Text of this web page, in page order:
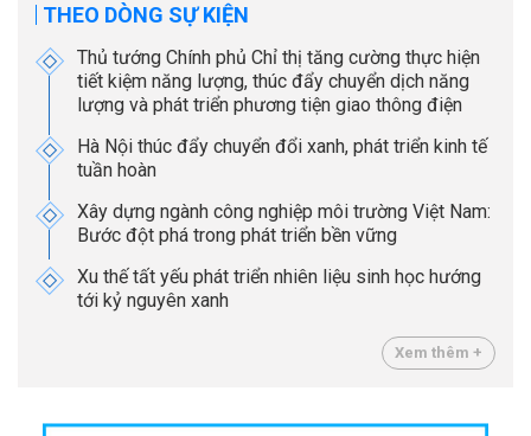
THEO DÒNG SỰ KIỆN
Thủ tướng Chính phủ Chỉ thị tăng cường thực hiện
tiết kiệm năng lượng, thúc đẩy chuyển dịch năng
lượng và phát triển phương tiện giao thông điện
Hà Nội thúc đẩy chuyển đổi xanh, phát triển kinh tế
tuần hoàn
Xây dựng ngành công nghiệp môi trường Việt Nam:
Bước đột phá trong phát triển bền vững
Xu thế tất yếu phát triển nhiên liệu sinh học hướng
tới kỷ nguyên xanh
Xem thêm +